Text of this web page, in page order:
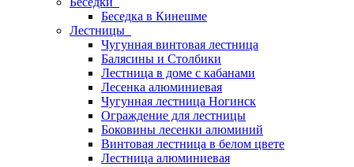
Беседка в Кинешме
Лестницы
Чугунная винтовая лестница
Балясины и Столбики
Лестница в доме с кабанами
Лесенка алюминиевая
Чугунная лестница Ногинск
Ограждение для лестницы
Боковины лесенки алюминий
Винтовая лестница в белом цвете
Лестница алюминиевая